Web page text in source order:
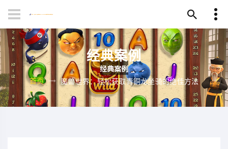
经典案例
首页 魔兽世界：轻松获取青铜龙坐骑的绝佳方法